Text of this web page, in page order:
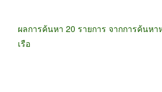
ผลการค้นหา 20 รายการ จากการค้นหา
เรือ